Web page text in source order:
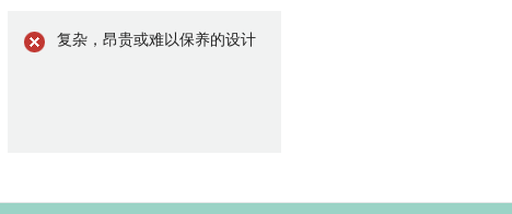
复杂，昂贵或难以保养的设计